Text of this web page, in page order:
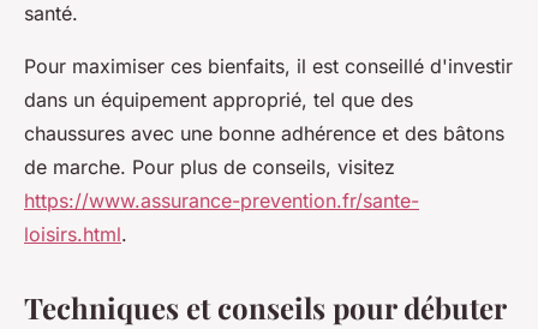
santé.
Pour maximiser ces bienfaits, il est conseillé d'investir
dans un équipement approprié, tel que des
chaussures avec une bonne adhérence et des bâtons
de marche. Pour plus de conseils, visitez
https://www.assurance-prevention.fr/sante-
loisirs.html.
Techniques et conseils pour débuter